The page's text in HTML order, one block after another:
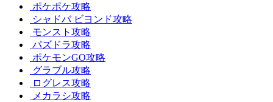
ポケポケ攻略
シャドバ ビヨンド攻略
モンスト攻略
パズドラ攻略
ポケモンGO攻略
グラブル攻略
ログレス攻略
メカラシ攻略